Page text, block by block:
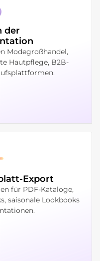
der
Modegroßhandel,
Hautpflege, B2B-
Export
für PDF-Kataloge,
saisonale Lookbooks